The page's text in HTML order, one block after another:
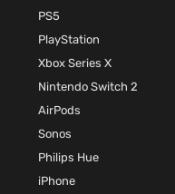
PS5
PlayStation
Xbox Series X
Nintendo Switch 2
AirPods
Sonos
Philips Hue
iPhone